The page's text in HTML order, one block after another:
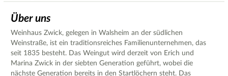
Über uns
Weinhaus Zwick, gelegen in Walsheim an der südlichen
Weinstraße, ist ein traditionsreiches Familienunternehmen, das
seit 1835 besteht. Das Weingut wird derzeit von Erich und
Marina Zwick in der siebten Generation geführt, wobei die
nächste Generation bereits in den Startlöchern steht. Das